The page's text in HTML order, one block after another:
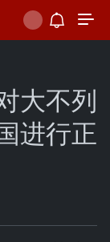
大不列
进行正